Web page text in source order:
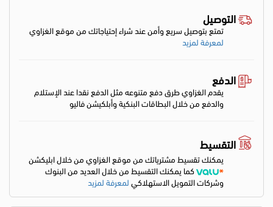
التوصيل
تمتع بتوصيل سريع وأمن عند شراء إحتياجاتك من موقع الغزاوي
لمعرفة لمزيد
الدفع
يقدم الغزاوي طرق دفع متنوعه مثل الدفع نقدا عند الإستلام
والدفع من خلال البطاقات البنكية وأبلكيشن فاليو
التقسيط
يمكنك تقسيط مشترياتك من موقع الغزاوي من خلال ابليكشن
كما يمكنك التقسيط من خلال العديد من البنوك
وشركات التمويل الاستهلاكيلمعرفة لمزيد